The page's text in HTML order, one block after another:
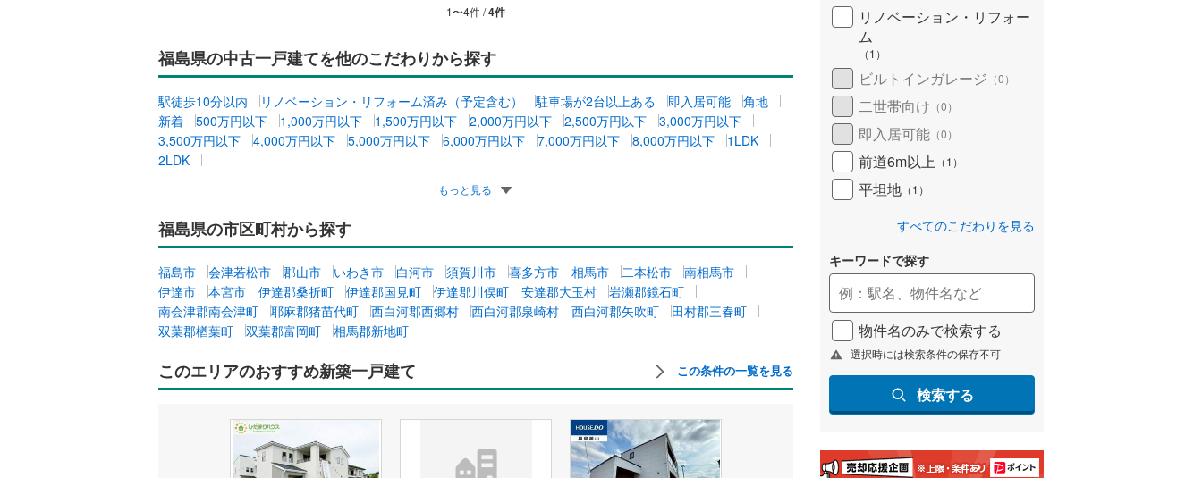
1〜4件 /4件
福島県の中古一戸建てを他のこだわりから探す
駅徒歩10分以内 リノベーション・リフォーム済み（予定含む） 駐車場が2台以上ある 即入居可能
角地
新着
500万円以下 1,000万円以下 1,500万円以下 2,000万円以下 2,500万円以下
3,000万円以下
3,500万円以下
4,000万円以下 5,000万円以下 6,000万円以下 7,000万円以下 8,000万円以下
1LDK
2LDK
もっと見る
福島県の市区町村から探す
福島市 会津若松市 郡山市 いわき市 白河市 須賀川市 喜多方市 相馬市 二本松市
南相馬市
伊達市
本宮市 伊達郡桑折町 伊達郡国見町 伊達郡川俣町 安達郡大玉村
岩瀬郡鏡石町
南会津郡南会津町
耶麻郡猪苗代町 西白河郡西郷村 西白河郡泉崎村 西白河郡矢吹町
田村郡三春町
双葉郡楢葉町
双葉郡富岡町 相馬郡新地町
このエリアのおすすめ新築一戸建て この条件の一覧を見る
リノベーション・リフォー
ム
（1 ）
ビルトインガレージ （0）
二世帯向け （0）
即入居可能 （0）
前道6m以上 （1 ）
平坦地 （1 ）
すべてのこだわりを見る
キーワードで探す
物件名のみで検索する
選択時には検索条件の保存不可
検索する